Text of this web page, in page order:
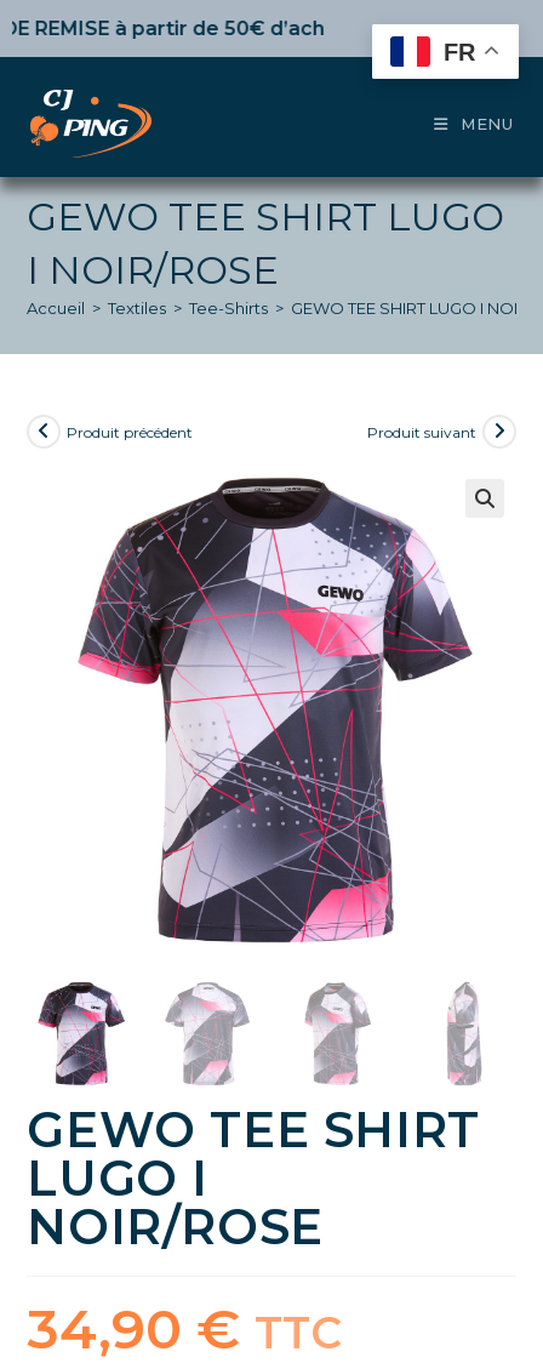
à partir de 50€ d’achat,10% dès 100€,15%pour
MENU
GEWO TEE SHIRT LUGO
I NOIR/ROSE
Accueil > Textiles > Tee-Shirts > GEWO TEE SHIRT LUGO I NOIR/
Produit précédent Produit suivant
GEWO TEE SHIRT
LUGO I
NOIR/ROSE
34,90 € TTC
FR